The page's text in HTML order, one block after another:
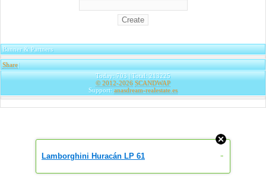
Banner & Partners
Share|
Today: 703 | Total: 213225
© 2012-2026 SCANDWAP
Support: anasdream-realestate.es
Lamborghini Huracán LP 61 »